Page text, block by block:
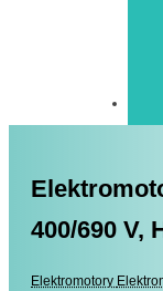
400/690 V,
Elektromotory